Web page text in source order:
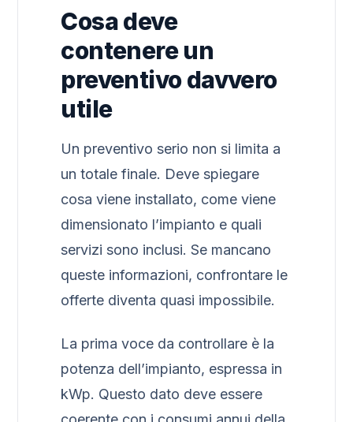
Cosa deve
contenere un
preventivo davvero
utile
Un preventivo serio non si limita a
un totale finale. Deve spiegare
cosa viene installato, come viene
dimensionato l’impianto e quali
servizi sono inclusi. Se mancano
queste informazioni, confrontare le
offerte diventa quasi impossibile.
La prima voce da controllare è la
potenza dell’impianto, espressa in
kWp. Questo dato deve essere